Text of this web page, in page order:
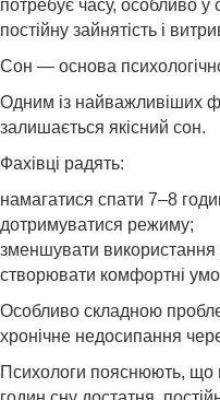
потребує часу, особливо у
постійну зайнятість і
Сон — основа
Одним із найважливіших
залишається якісний сон.
Фахівці радять:
намагатися спати 7–8
дотримуватися режиму;
зменшувати використання
створювати комфортні
Особливо складною
хронічне недосипання
Психологи пояснюють, що